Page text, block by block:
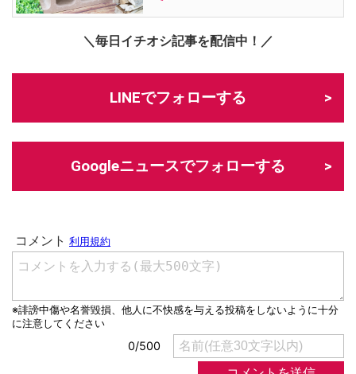
＼毎日イチオシ記事を配信中！／
LINEでフォローする
Googleニュースでフォローする